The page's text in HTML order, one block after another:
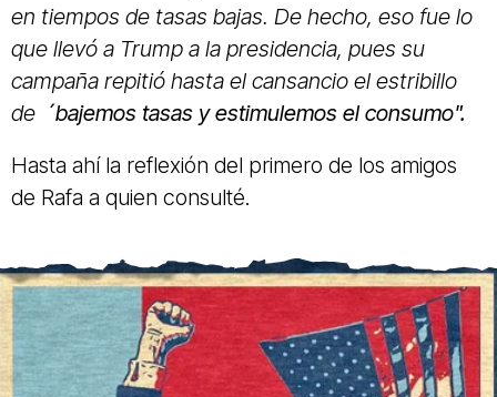
en tiempos de tasas bajas. De hecho, eso fue lo
que llevó a Trump a la presidencia, pues su
campaña repitió hasta el cansancio el estribillo
de ´bajemos tasas y estimulemos el consumo".
Hasta ahí la reflexión del primero de los amigos
de Rafa a quien consulté.